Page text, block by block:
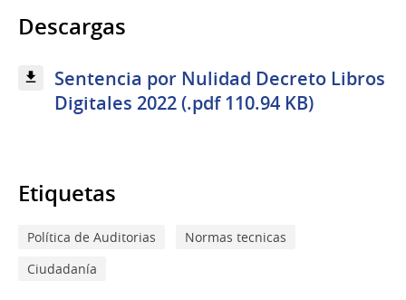
Descargas
Sentencia por Nulidad Decreto Libros
Digitales 2022 (.pdf 110.94 KB)
Etiquetas
Política de Auditorias
Normas tecnicas
Ciudadanía